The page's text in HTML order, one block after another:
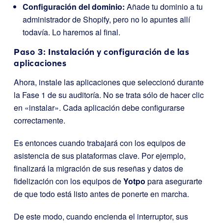
Configuración del dominio: Añade tu dominio a tu
administrador de Shopify, pero no lo apuntes allí
todavía. Lo haremos al final.
Paso 3: Instalación y configuración de las
aplicaciones
Ahora, instale las aplicaciones que seleccionó durante
la Fase 1 de su auditoría. No se trata sólo de hacer clic
en «instalar». Cada aplicación debe configurarse
correctamente.
Es entonces cuando trabajará con los equipos de
asistencia de sus plataformas clave. Por ejemplo,
finalizará la migración de sus reseñas y datos de
fidelización con los equipos deYotpo para asegurarte
de que todo está listo antes de ponerte en marcha.
De este modo, cuando encienda el interruptor, sus